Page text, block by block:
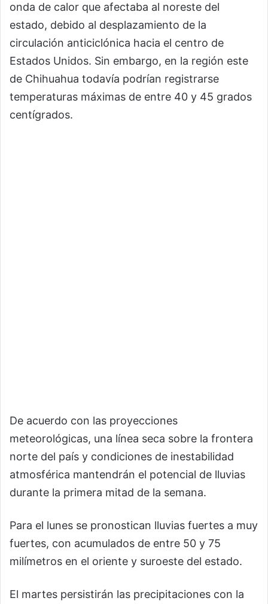
onda de calor que afectaba al noreste del
estado, debido al desplazamiento de la
circulación anticiclónica hacia el centro de
Estados Unidos. Sin embargo, en la región este
de Chihuahua todavía podrían registrarse
temperaturas máximas de entre 40 y 45 grados
centígrados.
De acuerdo con las proyecciones
meteorológicas, una línea seca sobre la frontera
norte del país y condiciones de inestabilidad
atmosférica mantendrán el potencial de lluvias
durante la primera mitad de la semana.
Para el lunes se pronostican lluvias fuertes a muy
fuertes, con acumulados de entre 50 y 75
milímetros en el oriente y suroeste del estado.
El martes persistirán las precipitaciones con la